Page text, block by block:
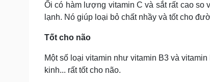
Ổi có hàm lượng vitamin C và sắt rất cao
lạnh. Nó giúp loại bỏ chất nhầy và tốt cho
Tốt cho não
Một số loại vitamin như vitamin B3 và
kinh... rất tốt cho não.